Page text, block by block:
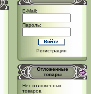
E-Mail:
Пароль:
Регистрация
Отложенные
товары
Нет отложенных
товаров.